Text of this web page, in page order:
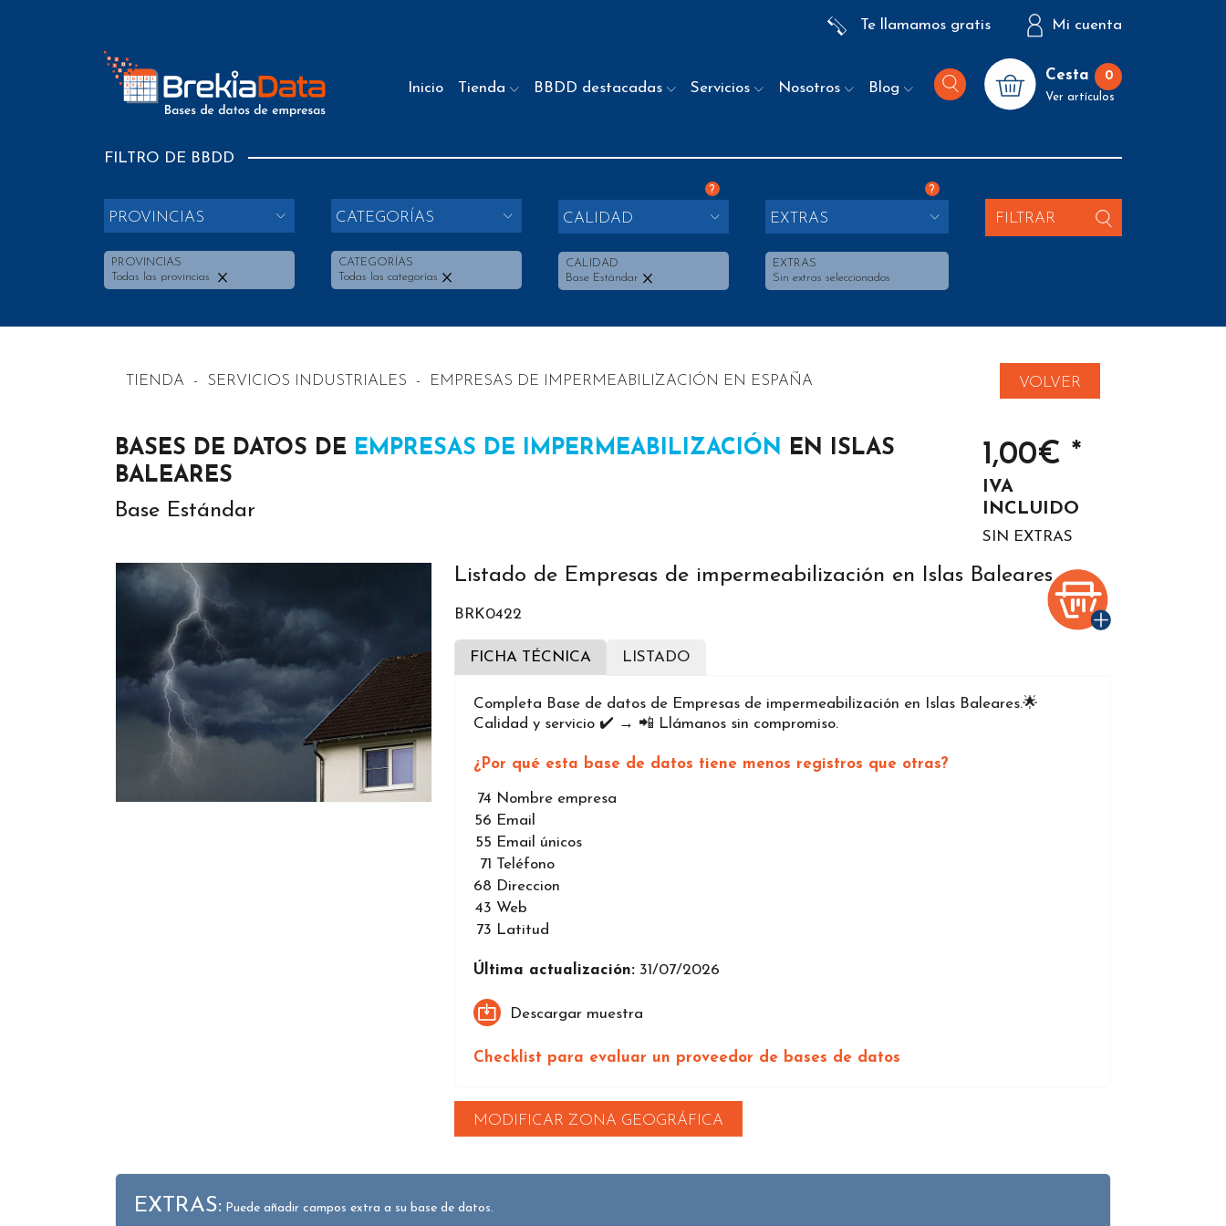
Te llamamos gratis Mi cuenta
Inicio Tienda BBDD destacadas Servicios Nosotros Blog
Cesta 0
Ver artículos
FILTRO DE BBDD
PROVINCIAS
PROVINCIAS
Todas las provincias
CATEGORÍAS
CATEGORÍAS
Todas las categorías
?
CALIDAD
CALIDAD
Base Estándar
?
EXTRAS
EXTRAS
Sin extras seleccionados
FILTRAR
TIENDA - SERVICIOS INDUSTRIALES - EMPRESAS DE IMPERMEABILIZACIÓN EN ESPAÑA VOLVER
BASES DE DATOS DE EMPRESAS DE IMPERMEABILIZACIÓN EN ISLAS
BALEARES
Base Estándar
1,00€ *
IVA
INCLUIDO
SIN EXTRAS
Listado de Empresas de impermeabilización en Islas Baleares
BRK0422
FICHA TÉCNICA LISTADO
Completa Base de datos de Empresas de impermeabilización en Islas Baleares.🌟
Calidad y servicio ✔️ → 📲 Llámanos sin compromiso.
¿Por qué esta base de datos tiene menos registros que otras?
74 Nombre empresa
56 Email
55 Email únicos
71 Teléfono
68 Direccion
43 Web
73 Latitud
Última actualización: 31/07/2026
Descargar muestra
Checklist para evaluar un proveedor de bases de datos
MODIFICAR ZONA GEOGRÁFICA
EXTRAS: Puede añadir campos extra a su base de datos.